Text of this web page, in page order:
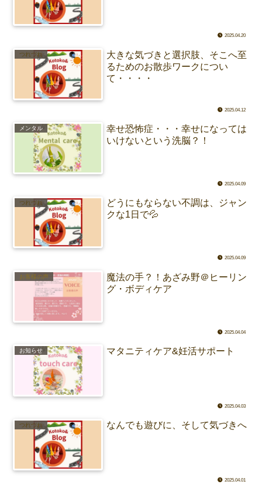
2025.04.20
つれづれ
大きな気づきと選択肢、そこへ至
るためのお散歩ワークについ
て・・・・
2025.04.12
メンタル
幸せ恐怖症・・・幸せになっては
いけないという洗脳？！
2025.04.09
つれづれ
どうにもならない不調は、ジャン
クな1日で💦
2025.04.09
お客様の声
魔法の手？！あざみ野＠ヒーリン
グ・ボディケア
2025.04.04
お知らせ マタニティケア&妊活サポート
2025.04.03
つれづれ なんでも遊びに、そして気づきへ
2025.04.01